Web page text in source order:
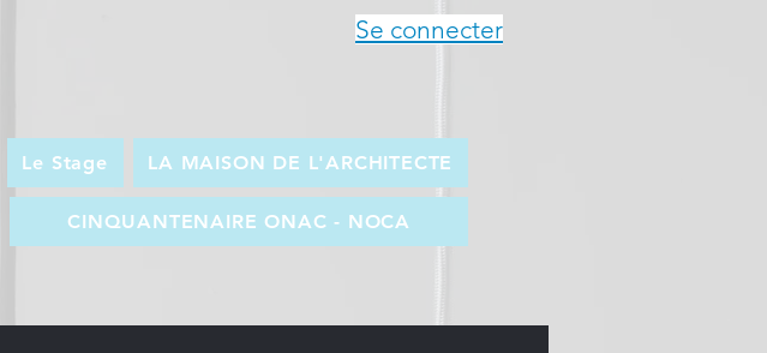
Se connecter
Le Stage LA MAISON DE L'ARCHITECTE
CINQUANTENAIRE ONAC - NOCA